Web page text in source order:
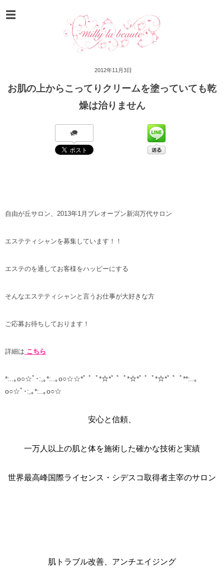
2012年11月3日
お肌の上からこってりクリームを塗っていても乾
燥は治りません
自由が丘サロン、2013年1月プレオープン新潟万代サロン
エステティシャンを募集しています！！
エステのを通してお客様をハッピーにする
そんなエステティシャンと言うお仕事が大好きな方
ご応募お待ちしております！
詳細は こちら
*:..｡o○☆ﾟ･:,｡*:..｡o○☆☆*ﾟ ゜ﾟ*☆*ﾟ ゜ﾟ*☆*ﾟ ゜ﾟ*☆*ﾟ ゜ﾟ**:..｡
o○☆ﾟ･:,｡*:..｡o○☆
安心と信頼、
一万人以上の肌と体を施術した確かな技術と実績
世界最高峰国際ライセンス・シデスコ取得者主宰のサロン
肌トラブル改善、アンチエイジング